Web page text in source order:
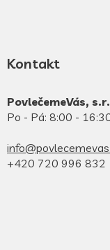
Kontakt
PovlečemeVás,
Po - Pá: 8:00 -
+420 720 996 832